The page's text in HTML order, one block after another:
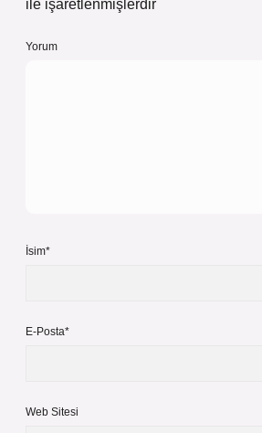
ile işaretlenmişlerdir
Yorum
İsim*
E-Posta*
Web Sitesi